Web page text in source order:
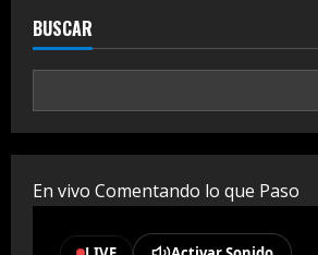
BUSCAR
En vivo Comentando lo que Paso